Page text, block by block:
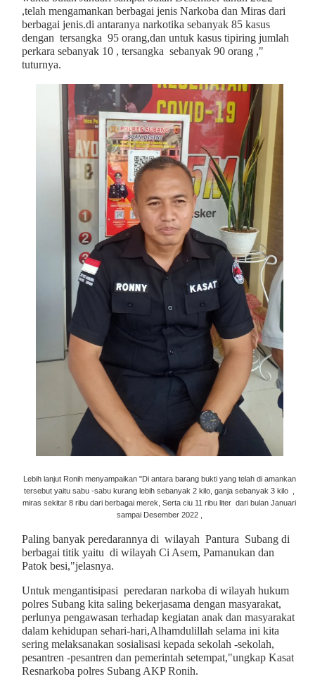
,telah mengamankan berbagai jenis Narkoba dan Miras dari
berbagai jenis.di antaranya narkotika sebanyak 85 kasus
dengan tersangka 95 orang,dan untuk kasus tipiring jumlah
perkara sebanyak 10 , tersangka sebanyak 90 orang ,"
tuturnya.
Lebih lanjut Ronih menyampaikan "Di antara barang bukti yang telah di amankan
tersebut yaitu sabu -sabu kurang lebih sebanyak 2 kilo, ganja sebanyak 3 kilo ,
miras sekitar 8 ribu dari berbagai merek, Serta ciu 11 ribu liter dari bulan Januari
sampai Desember 2022 ,
Paling banyak peredarannya di wilayah Pantura Subang di
berbagai titik yaitu di wilayah Ci Asem, Pamanukan dan
Patok besi,"jelasnya.
Untuk mengantisipasi peredaran narkoba di wilayah hukum
polres Subang kita saling bekerjasama dengan masyarakat,
perlunya pengawasan terhadap kegiatan anak dan masyarakat
dalam kehidupan sehari-hari,Alhamdulillah selama ini kita
sering melaksanakan sosialisasi kepada sekolah -sekolah,
pesantren -pesantren dan pemerintah setempat,"ungkap Kasat
Resnarkoba polres Subang AKP Ronih.